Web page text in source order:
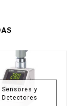
Sensores y
Detectores